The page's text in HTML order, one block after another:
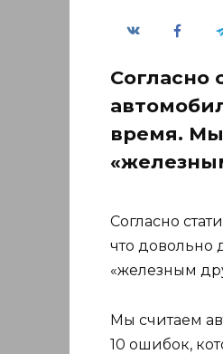
Согласно
время.
Согласно
что довольно
«железным
Мы считаем
10 ошибок,